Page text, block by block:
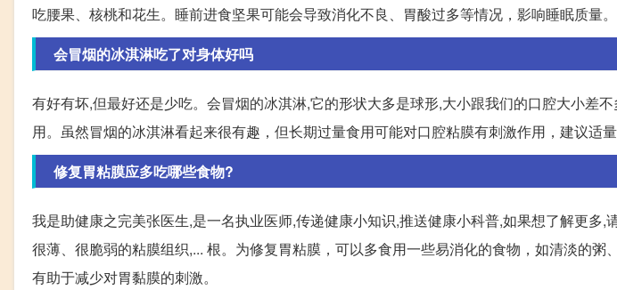
吃腰果、核桃和花生。睡前进食坚果可能会导致消化不良、胃酸过多等情况，影响睡眠质量。
会冒烟的冰淇淋吃了对身体好吗
有好有坏,但最好还是少吃。会冒烟的冰淇淋,它的形状大多是球形,大小跟我们的口腔大小差
用。虽然冒烟的冰淇淋看起来很有趣，但长期过量食用可能对口腔粘膜有刺激作用，建议适量
修复胃粘膜应多吃哪些食物?
我是助健康之完美张医生,是一名执业医师,传递健康小知识,推送健康小科普,如果想了解更多,
很薄、很脆弱的粘膜组织,... 根。为修复胃粘膜，可以多食用一些易消化的食物，如清淡的粥
有助于减少对胃黏膜的刺激。